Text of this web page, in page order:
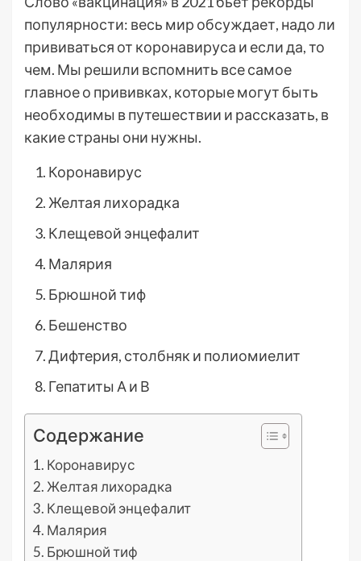
популярности: весь мир обсуждает, надо ли
прививаться от коронавируса и если да, то
чем. Мы решили вспомнить все самое
главное о прививках, которые могут быть
необходимы в путешествии и рассказать, в
какие страны они нужны.
Коронавирус
Желтая лихорадка
Клещевой энцефалит
Малярия
Брюшной тиф
Бешенство
Дифтерия, столбняк и полиомиелит
Гепатиты А и В
Содержание
Коронавирус
Желтая лихорадка
Клещевой энцефалит
Малярия
Брюшной тиф